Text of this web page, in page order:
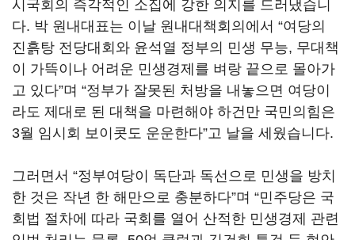
시국회의 즉각적인 소집에 강한 의지를 드러냈습니
다. 박 원내대표는 이날 원내대책회의에서 “여당의
진흙탕 전당대회와 윤석열 정부의 민생 무능, 무대책
이 가뜩이나 어려운 민생경제를 벼랑 끝으로 몰아가
고 있다”며 “정부가 잘못된 처방을 내놓으면 여당이
라도 제대로 된 대책을 마련해야 하건만 국민의힘은
3월 임시회 보이콧도 운운한다”고 날을 세웠습니다.
그러면서 “정부여당이 독단과 독선으로 민생을 방치
한 것은 작년 한 해만으로 충분하다”며 “민주당은 국
회법 절차에 따라 국회를 열어 산적한 민생경제 관련